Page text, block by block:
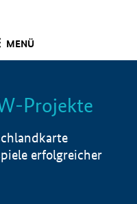
MENÜ
Info
Projekte
erfolgreicher